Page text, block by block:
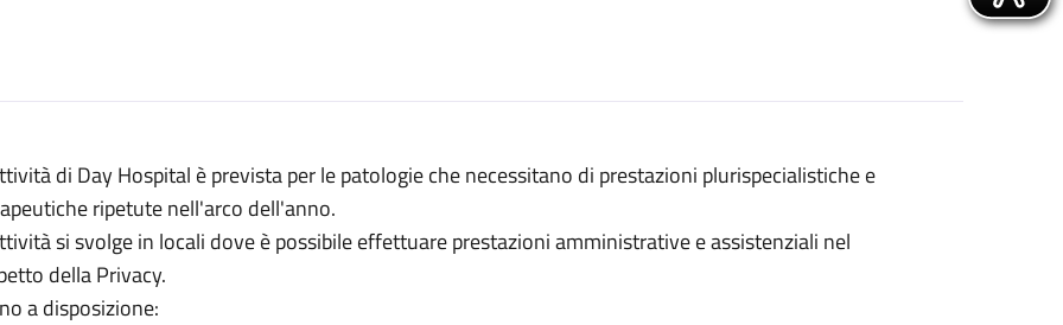
di Day Hospital è prevista per le patologie che necessitano di prestazioni plurispecialistiche e
ripetute nell'arco dell'anno.
si svolge in locali dove è possibile effettuare prestazioni amministrative e assistenziali nel
della Privacy.
a disposizione: